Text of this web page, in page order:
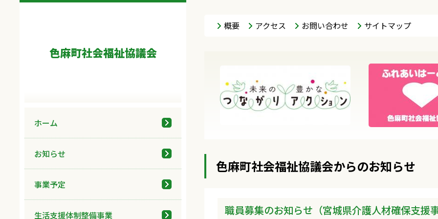
色麻町社会福祉協議会
ホーム
お知らせ
事業予定
生活支援体制整備事業
概要 アクセス お問い合わせ サイトマップ
色麻町社会福祉協議会からのお知らせ
職員募集のお知らせ（宮城県介護人材確保支援